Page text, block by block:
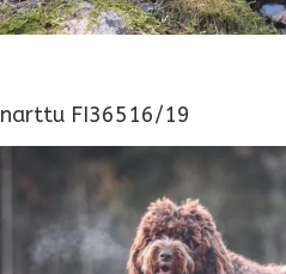
narttu FI36516/19